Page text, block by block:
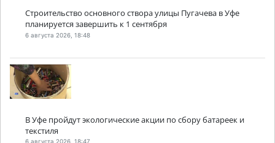
Строительство основного створа улицы Пугачева в Уфе
планируется завершить к 1 сентября
6 августа 2026, 18:48
В Уфе пройдут экологические акции по сбору батареек и
текстиля
6 августа 2026, 18:47